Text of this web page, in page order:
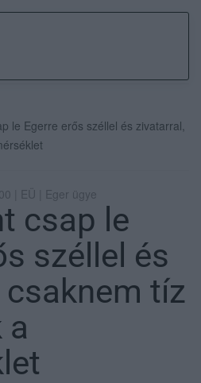
le Egerre erős széllel és zivatarral,
| EÜ | Eger ügye
csap le
széllel és
csaknem tíz
a